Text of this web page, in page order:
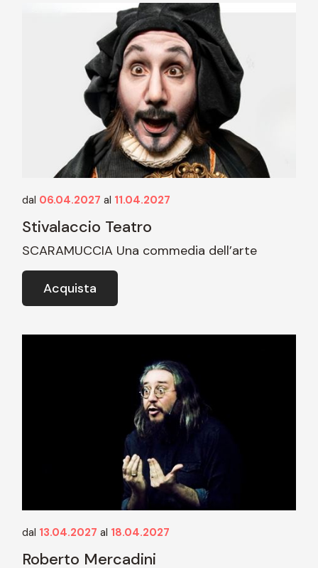
dal 06.04.2027 al 11.04.2027
Stivalaccio Teatro
SCARAMUCCIA Una commedia dell’arte
Acquista
dal 13.04.2027 al 18.04.2027
Roberto Mercadini